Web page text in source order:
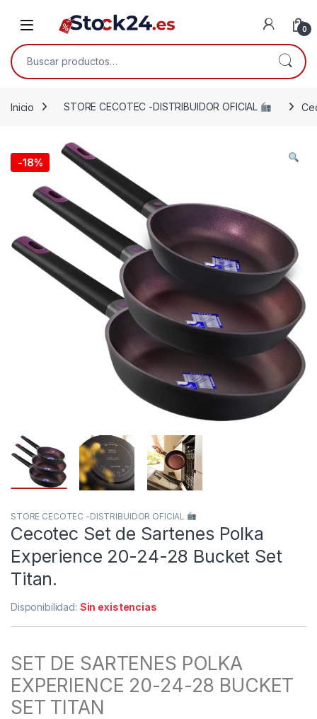
Open 0
Buscar por:
Inicio STORE CECOTEC -DISTRIBUIDOR OFICIAL
-18%
STORE CECOTEC -DISTRIBUIDOR OFICIAL
Cecotec Set de Sartenes Polka
Experience 20-24-28 Bucket Set
Titan.
Disponibilidad: Sin existencias
SET DE SARTENES POLKA
EXPERIENCE 20-24-28 BUCKET
SET TITAN